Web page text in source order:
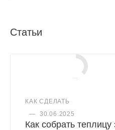
Статьи
КАК СДЕЛАТЬ
—
30.06.2025
Как собрать теплицу